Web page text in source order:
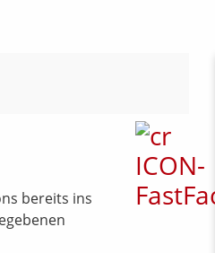
bereits ins